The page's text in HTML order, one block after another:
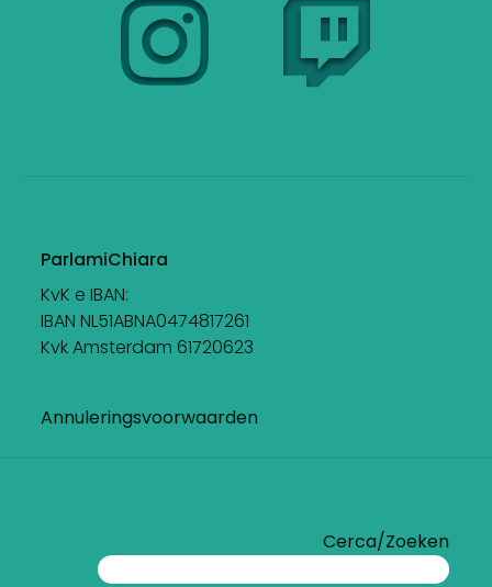
ParlamiChiara
KvK e IBAN:
IBAN NL51ABNA0474817261
Kvk Amsterdam 61720623
Annuleringsvoorwaarden
Cerca/Zoeken